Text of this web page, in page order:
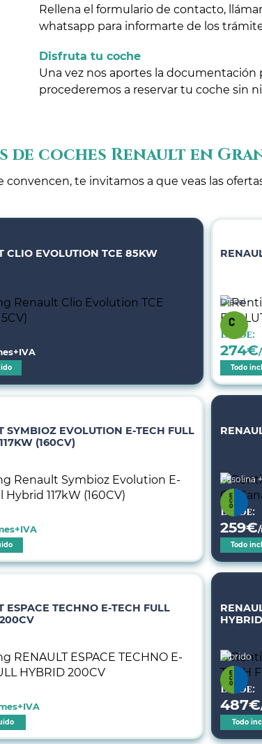
Rellena el formulario de contacto,
whatsapp para informarte de los
Disfruta tu coche
Una vez nos aportes la documentación
procederemos a reservar tu coche sin
de coches Renault en
convencen, te invitamos a que veas las
CLIO EVOLUTION TCE 85KW
Diésel
Desde:
274€
Todo
SYMBIOZ EVOLUTION E-TECH FULL
(160CV)
Gasolina
Desde:
259€
Todo
ESPACE TECHNO E-TECH FULL
Híbrido
Desde:
487€
Todo